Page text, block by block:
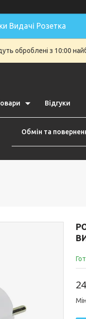
Видачі Розетка
оброблені з 10:00
Відгуки
Обмін та